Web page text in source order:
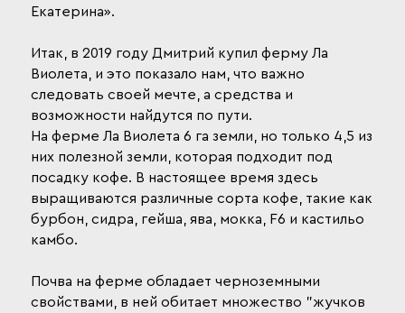
Екатерина».
Итак, в 2019 году Дмитрий купил ферму Ла
Виолета, и это показало нам, что важно
следовать своей мечте, а средства и
возможности найдутся по пути.
На ферме Ла Виолета 6 га земли, но только 4,5 из
них полезной земли, которая подходит под
посадку кофе. В настоящее время здесь
выращиваются различные сорта кофе, такие как
бурбон, сидра, гейша, ява, мокка, F6 и кастильо
камбо.
Почва на ферме обладает черноземными
свойствами, в ней обитает множество "жучков